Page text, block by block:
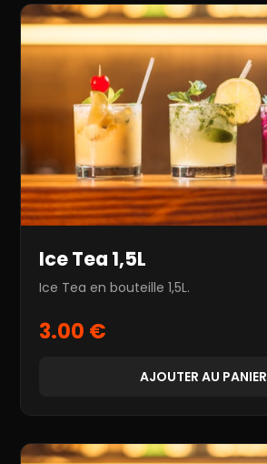
Ice Tea 1,5L
Ice Tea en bouteille 1,5L.
3.00 €
AJOUTER AU PANIER